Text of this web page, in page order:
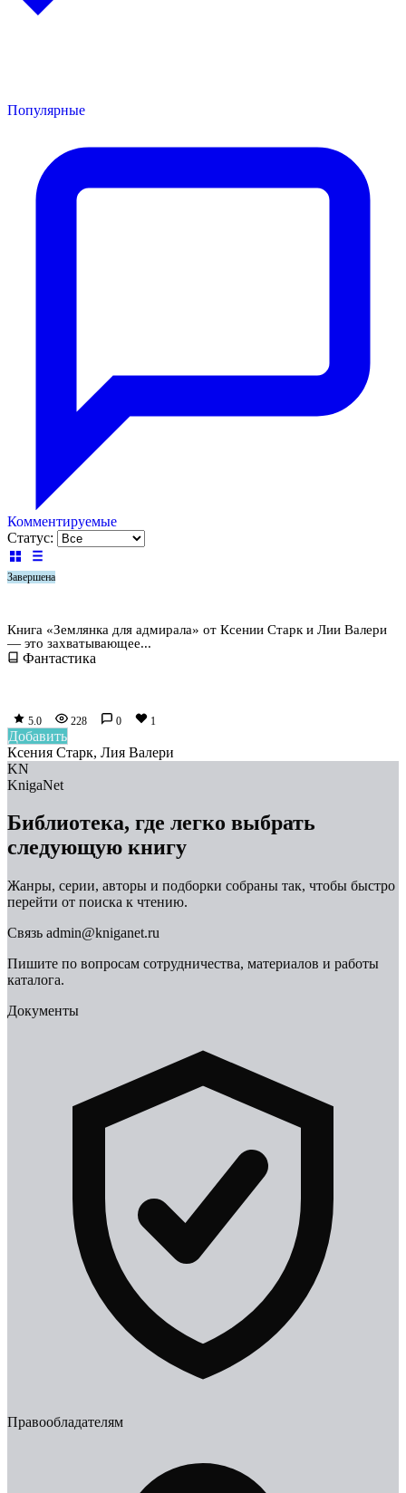
Популярные
Комментируемые
Статус:
Завершена
Книга «Землянка для адмирала» от Ксении Старк и Лии Валери
— это захватывающее...
Фантастика
5.0 228 0 1
Добавить
Ксения Старк, Лия Валери
KN
KnigaNet
Библиотека, где легко выбрать
следующую книгу
Жанры, серии, авторы и подборки собраны так, чтобы быстро
перейти от поиска к чтению.
Связь admin@kniganet.ru
Пишите по вопросам сотрудничества, материалов и работы
каталога.
Документы
Правообладателям